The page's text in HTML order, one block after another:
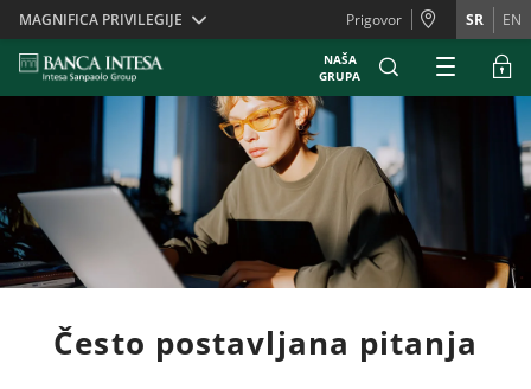
Skiplinks
MAGNIFICA PRIVILEGIJE Prigovor SR EN
NAŠA
GRUPA
Često postavljana pitanja